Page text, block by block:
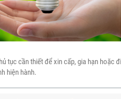
tục cần thiết để xin cấp, gia hạn
hiện hành.